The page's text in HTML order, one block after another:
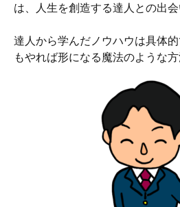
は、人生を創造する達人との出会
達人から学んだノウハウは具体
もやれば形になる魔法のような方